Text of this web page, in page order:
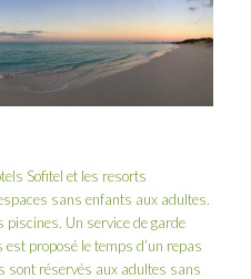
Sofitel et les resorts
sans enfants aux adultes.
piscines. Un service de garde
proposé le temps d’un repas
réservés aux adultes sans